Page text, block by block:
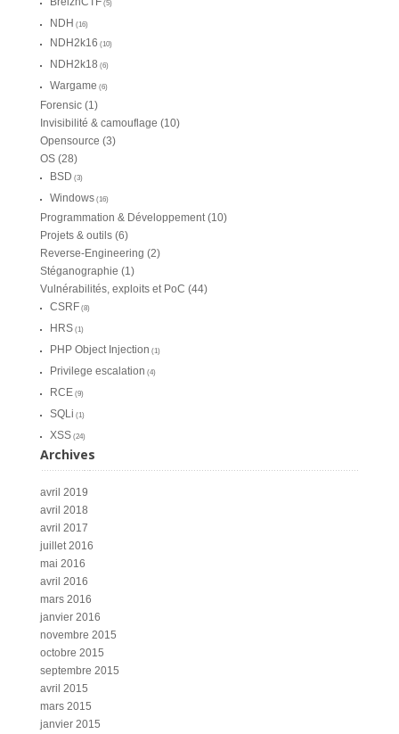
(5)
NDH (16)
NDH2k16 (10)
NDH2k18 (6)
Wargame (6)
Forensic (1)
Invisibilité & camouflage (10)
Opensource (3)
OS (28)
BSD (3)
Windows (16)
Programmation & Développement(10)
Projets & outils (6)
Reverse-Engineering (2)
Stéganographie (1)
Vulnérabilités, exploits et PoC (44)
CSRF (8)
HRS (1)
PHP Object Injection (1)
Privilege escalation (4)
RCE (9)
SQLi (1)
XSS (24)
Archives
avril 2019
avril 2018
avril 2017
juillet 2016
mai 2016
avril 2016
mars 2016
janvier 2016
novembre 2015
octobre 2015
septembre 2015
avril 2015
mars 2015
janvier 2015